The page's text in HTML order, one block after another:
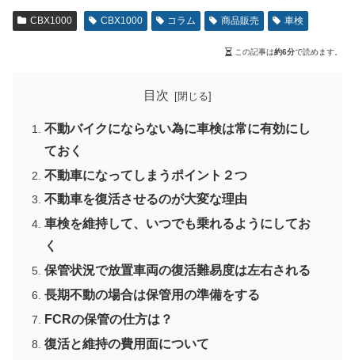
CBX1000 CBX1000 コラム 商品販売 車検
この記事は約6分で読めます。
目次
不動バイクにならない為に車検は常に有効にし
ておく
不動車になってしまうポイント２つ
不動車を復活させるのが大変な理由
車検を維持して、いつでも乗れるようにしてお
く
保管状況で放置車両の復活難易度は左右される
長期不動の場合は保管用の準備をする
FCRの保管の仕方は？
復活と維持の費用面について